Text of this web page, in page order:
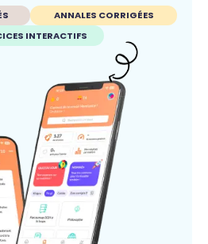
ANNALES CORRIGÉES
INTERACTIFS